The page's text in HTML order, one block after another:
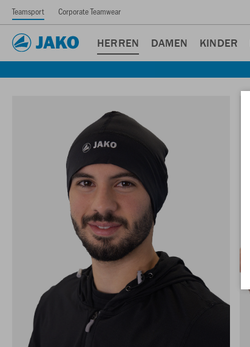
Teamsport Corporate Teamwear
HERREN DAMEN KINDER